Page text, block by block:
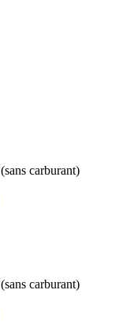
carburant)
carburant)